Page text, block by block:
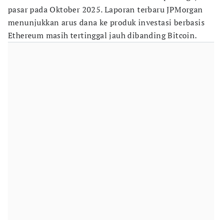
pasar pada Oktober 2025. Laporan terbaru JPMorgan
menunjukkan arus dana ke produk investasi berbasis
Ethereum masih tertinggal jauh dibanding Bitcoin.